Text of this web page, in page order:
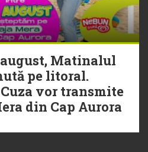
Matinalul
pe litoral.
Cuza vor transmite
din Cap Aurora